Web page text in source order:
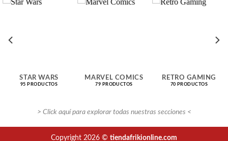
STAR WARS
95 PRODUCTOS
MARVEL COMICS
79 PRODUCTOS
RETRO GAMING
70 PRODUCTOS
> Click aquí para explorar todas nuestras secciones <
Copyright 2026 © tiendafrikionline.com